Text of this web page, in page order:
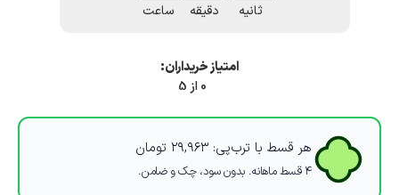
ساعت دقیقه ثانیه
امتیاز خریداران:
0 از 5
هر قسط با ترب‌پی: ۲۹,۹۶۳ تومان
۴ قسط ماهانه. بدون سود، چک و ضامن.